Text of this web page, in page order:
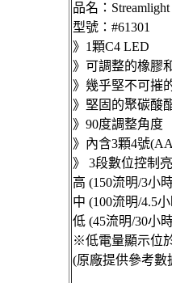
品名：
型號：#61301
》1顆C4 LED
》可調整的橡膠
》幾乎堅不可摧
》堅固的聚碳酸
》90度調整角度
》內含3顆4號
》 3段數位控
高 (150流明/3
中 (100流明/
低 (45流明/30小
※低電量顯示位
(原廠提供參考數